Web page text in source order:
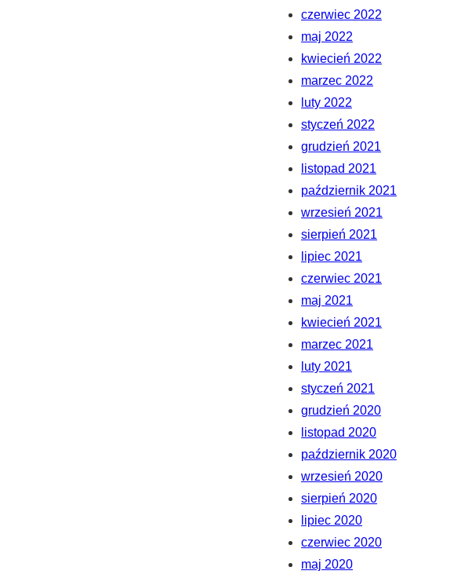
czerwiec 2022
maj 2022
kwiecień 2022
marzec 2022
luty 2022
styczeń 2022
grudzień 2021
listopad 2021
październik 2021
wrzesień 2021
sierpień 2021
lipiec 2021
czerwiec 2021
maj 2021
kwiecień 2021
marzec 2021
luty 2021
styczeń 2021
grudzień 2020
listopad 2020
październik 2020
wrzesień 2020
sierpień 2020
lipiec 2020
czerwiec 2020
maj 2020